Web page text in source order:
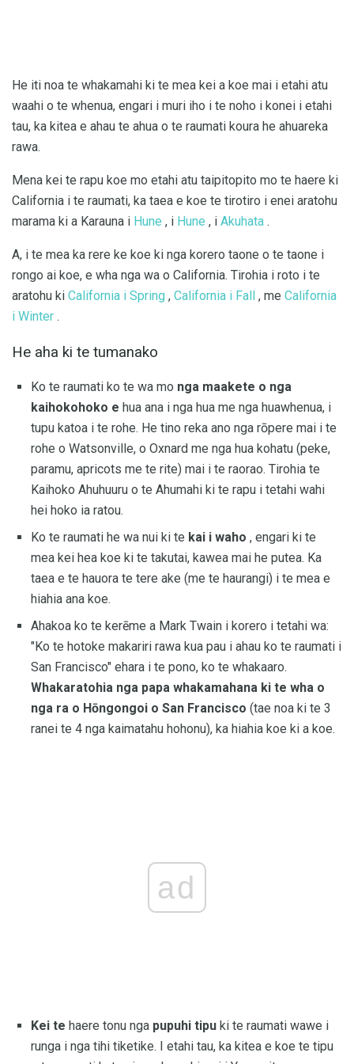
He iti noa te whakamahi ki te mea kei a koe mai i etahi atu
waahi o te whenua, engari i muri iho i te noho i konei i etahi
tau, ka kitea e ahau te ahua o te raumati koura he ahuareka
rawa.
Mena kei te rapu koe mo etahi atu taipitopito mo te haere ki
California i te raumati, ka taea e koe te tirotiro i enei aratohu
marama ki a Karauna i Hune , i Hune , i Akuhata .
A, i te mea ka rere ke koe ki nga korero taone o te taone i
rongo ai koe, e wha nga wa o California. Tirohia i roto i te
aratohu ki California i Spring , California i Fall , me California
i Winter .
He aha ki te tumanako
Ko te raumati ko te wa mo nga maakete o nga
kaihokohoko e hua ana i nga hua me nga huawhenua, i
tupu katoa i te rohe. He tino reka ano nga rōpere mai i te
rohe o Watsonville, o Oxnard me nga hua kohatu (peke,
paramu, apricots me te rite) mai i te raorao. Tirohia te
Kaihoko Ahuhuuru o te Ahumahi ki te rapu i tetahi wahi
hei hoko ia ratou.
Ko te raumati he wa nui ki te kai i waho , engari ki te
mea kei hea koe ki te takutai, kawea mai he putea. Ka
taea e te hauora te tere ake (me te haurangi) i te mea e
hiahia ana koe.
Ahakoa ko te kerēme a Mark Twain i korero i tetahi wa:
"Ko te hotoke makariri rawa kua pau i ahau ko te raumati i
San Francisco" ehara i te pono, ko te whakaaro.
Whakaratohia nga papa whakamahana ki te wha o
nga ra o Hōngongoi o San Francisco (tae noa ki te 3
ranei te 4 nga kaimatahu hohonu), ka hiahia koe ki a koe.
ad
Kei te haere tonu nga pupuhi tipu ki te raumati wawe i
runga i nga tihi tiketike. I etahi tau, ka kitea e koe te tipu